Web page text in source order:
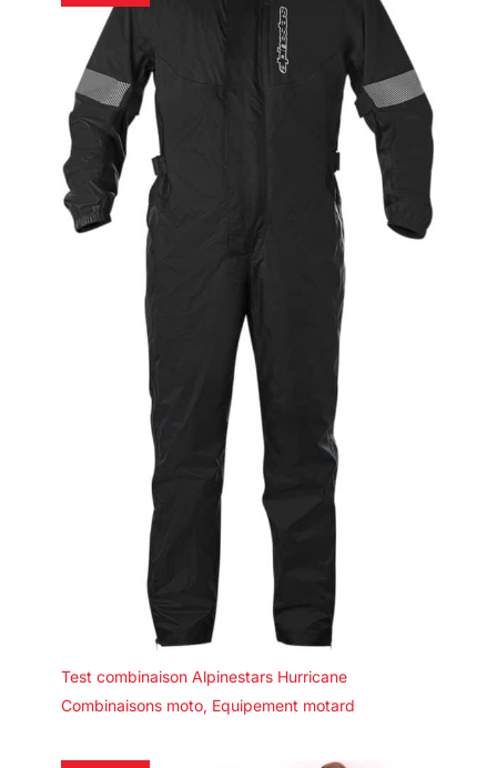
Test combinaison Alpinestars Hurricane
Combinaisons moto, Equipement motard